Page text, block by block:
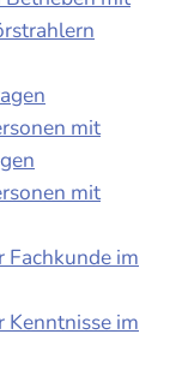
mit
mit
Fachkunde im
Kenntnisse im